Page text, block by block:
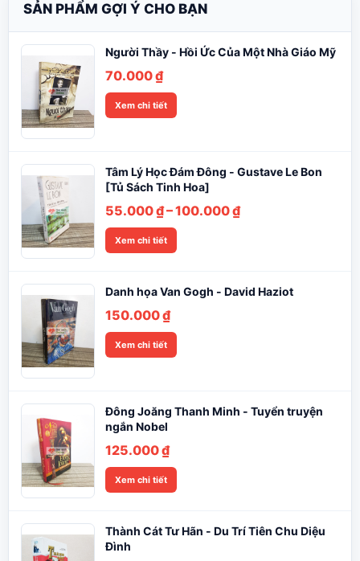
SẢN PHẨM GỢI Ý CHO BẠN
Người Thầy - Hồi Ức Của Một Nhà Giáo Mỹ
70.000₫
Xem chi tiết
Tâm Lý Học Đám Đông - Gustave Le Bon
[Tủ Sách Tinh Hoa]
55.000₫–100.000₫Khoảng
đến
Xem chi tiết
Danh họa Van Gogh - David Haziot
150.000₫
Xem chi tiết
Đông Joăng Thanh Minh - Tuyển truyện
ngắn Nobel
125.000₫
Xem chi tiết
Thành Cát Tư Hãn - Du Trí Tiên Chu Diệu
Đình